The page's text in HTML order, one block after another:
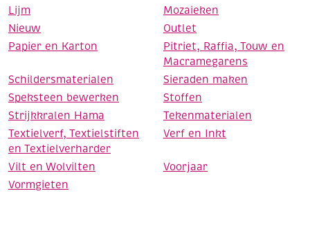
Lijm
Mozaieken
Nieuw
Outlet
Papier en Karton
Pitriet, Raffia, Touw en
Macramegarens
Schildersmaterialen
Sieraden maken
Speksteen bewerken
Stoffen
Strijkkralen Hama
Tekenmaterialen
Textielverf, Textielstiften
en Textielverharder
Verf en Inkt
Vilt en Wolvilten
Voorjaar
Vormgieten